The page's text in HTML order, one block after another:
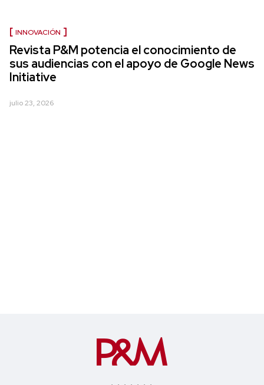
INNOVACIÓN
Revista P&M potencia el conocimiento de
sus audiencias con el apoyo de Google News
Initiative
julio 23, 2026